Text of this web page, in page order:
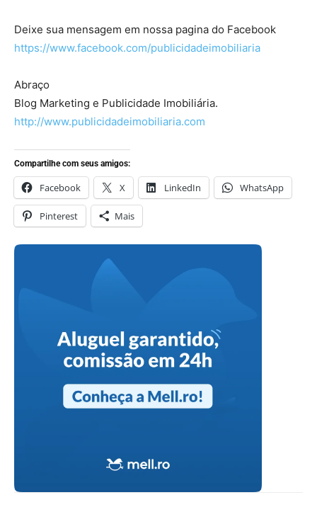
Deixe sua mensagem em nossa pagina do Facebook
https://www.facebook.com/publicidadeimobiliaria
Abraço
Blog Marketing e Publicidade Imobiliária.
http://www.publicidadeimobiliaria.com
Compartilhe com seus amigos:
Facebook X LinkedIn WhatsApp
Pinterest Mais